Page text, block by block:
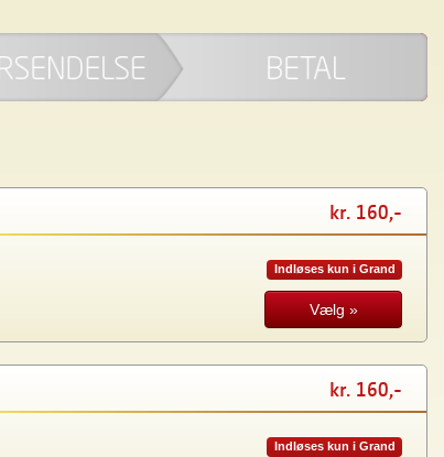
kr. 160,-
Indløses kun i Grand
Vælg »
kr. 160,-
Indløses kun i Grand